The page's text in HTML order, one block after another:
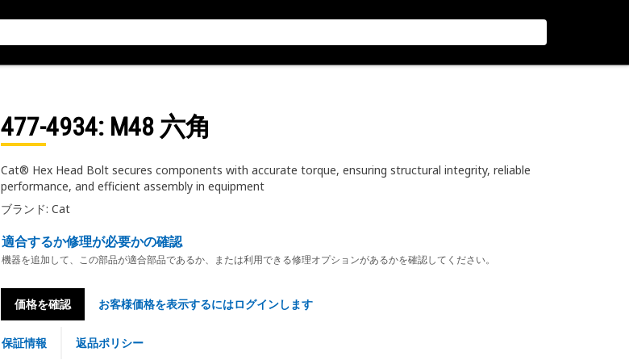
477-4934: M48 六角
Cat® Hex Head Bolt secures components with accurate torque, ensuring structural integrity, reliable
performance, and efficient assembly in equipment
ブランド: Cat
適合するか修理が必要かの確認
機器を追加して、この部品が適合部品であるか、または利用できる修理オプションがあるかを確認してください。
価格を確認 お客様価格を表示するにはログインします
保証情報 返品ポリシー